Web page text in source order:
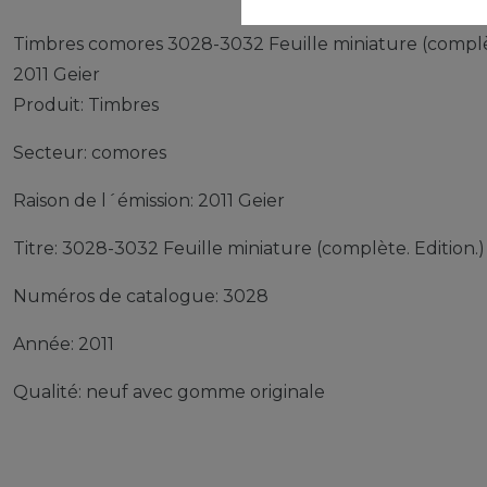
Timbres comores 3028-3032 Feuille miniature
2011 Geier
Produit: Timbres
Secteur: comores
Raison de l´émission: 2011 Geier
Titre: 3028-3032 Feuille miniature (complète. Edition.)
Numéros de catalogue: 3028
Année: 2011
Qualité: neuf avec gomme originale